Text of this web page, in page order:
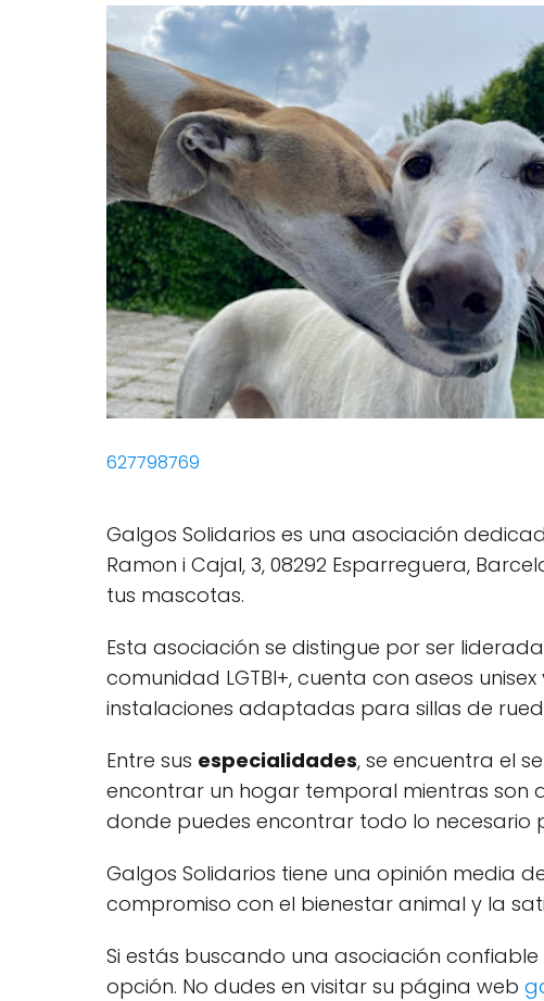
627798769
Galgos Solidarios es una asociación
Ramon i Cajal, 3, 08292 Esparreguera,
tus mascotas.
Esta asociación se distingue por ser
comunidad LGTBI+, cuenta con aseos
instalaciones adaptadas para sillas de
Entre sus especialidades, se encuentra el
encontrar un hogar temporal mientras
donde puedes encontrar todo lo necesario
Galgos Solidarios tiene una opinión media
compromiso con el bienestar animal y la
Si estás buscando una asociación
opción. No dudes en visitar su página web